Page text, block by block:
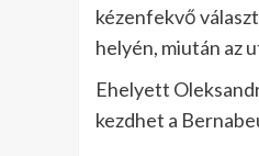
kézenfekvő
helyén, miután az
Ehelyett
kezdhet a